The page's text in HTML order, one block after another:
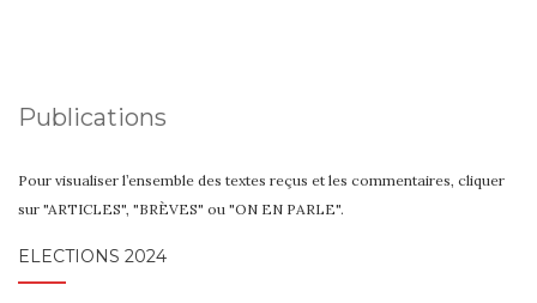
Publications
Pour visualiser l’ensemble des textes reçus et les commentaires, cliquer
sur "ARTICLES", "BRÈVES" ou "ON EN PARLE".
ELECTIONS 2024